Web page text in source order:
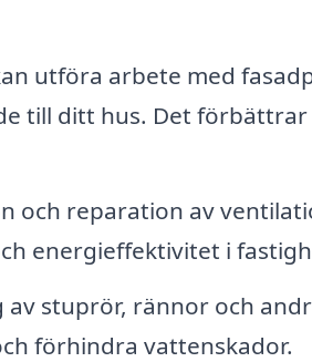
utföra arbete med
till ditt hus. Det förbättrar
och reparation av
energieffektivitet i
av stuprör, rännor och
förhindra vattenskador.